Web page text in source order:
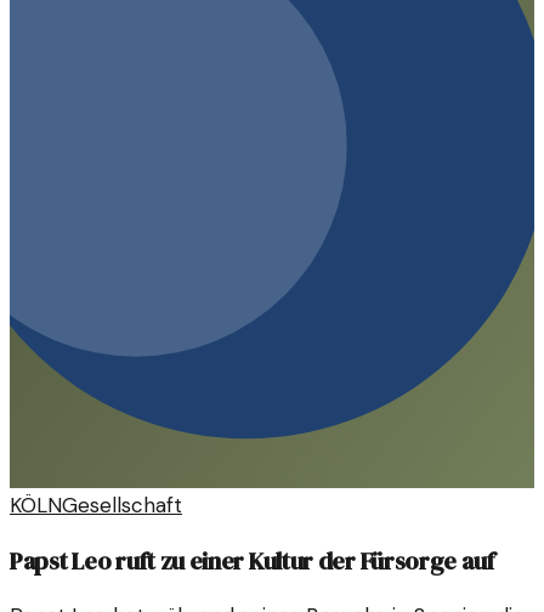
KÖLNGesellschaft
Papst Leo ruft zu einer Kultur der Fürsorge auf